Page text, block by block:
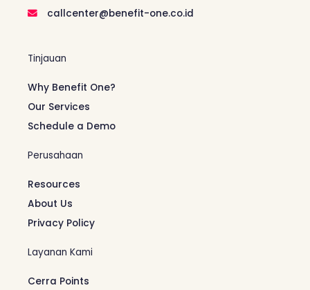
callcenter@benefit-one.co.id
Tinjauan
Why Benefit One?
Our Services
Schedule a Demo
Perusahaan
Resources
About Us
Privacy Policy
Layanan Kami
Cerra Points